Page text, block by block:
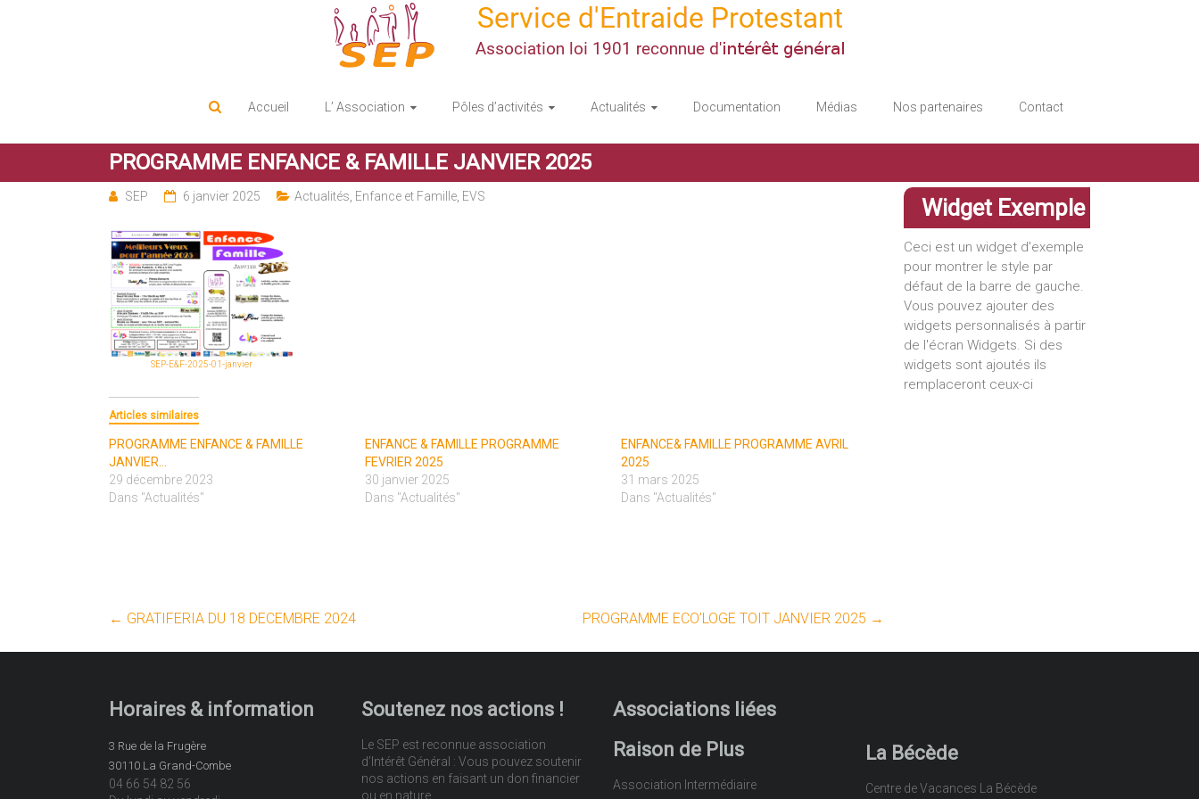
Accueil L’ Association Pôles d’activités Actualités Documentation Médias Nos partenaires Contact
PROGRAMME ENFANCE & FAMILLE JANVIER 2025
SEP 6 janvier 2025 Actualités Enfance et Famille EVS
SEP-E&F-2025-01-janvier
Articles similaires
PROGRAMME ENFANCE & FAMILLE
JANVIER…
29 décembre 2023
Dans "Actualités"
ENFANCE & FAMILLE PROGRAMME
FEVRIER 2025
30 janvier 2025
Dans "Actualités"
ENFANCE& FAMILLE PROGRAMME AVRIL
2025
31 mars 2025
Dans "Actualités"
← GRATIFERIA DU 18 DECEMBRE 2024 PROGRAMME ECO’LOGE TOIT JANVIER 2025 →
Widget Exemple
Ceci est un widget d'exemple
pour montrer le style par
défaut de la barre de gauche.
Vous pouvez ajouter des
widgets personnalisés à partir
de l'écran Widgets. Si des
widgets sont ajoutés ils
remplaceront ceux-ci
Horaires & information
3 Rue de la Frugère
30110 La Grand-Combe
04 66 54 82 56
Soutenez nos actions !
Le SEP est reconnue association
d’Intérêt Général : Vous pouvez soutenir
nos actions en faisant un don financier
ou en nature.
Associations liées
Raison de Plus
Association Intermédiaire
La Bécède
Centre de Vacances La Bécède